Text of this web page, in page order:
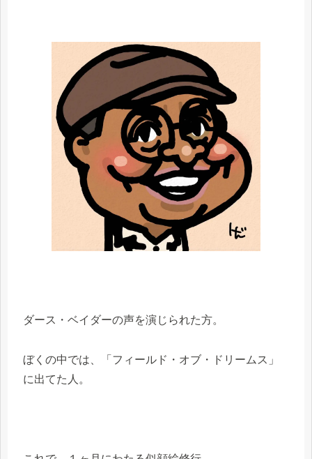
ダース・ベイダーの声を演じられた方。
ぼくの中では、「フィールド・オブ・ドリームス」
に出てた人。